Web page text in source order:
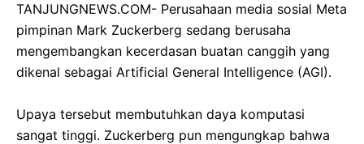
TANJUNGNEWS.COM- Perusahaan media sosial Meta
pimpinan Mark Zuckerberg sedang berusaha
mengembangkan kecerdasan buatan canggih yang
dikenal sebagai Artificial General Intelligence (AGI).
Upaya tersebut membutuhkan daya komputasi
sangat tinggi. Zuckerberg pun mengungkap bahwa